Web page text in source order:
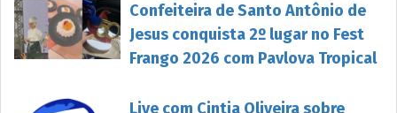
Confeiteira de Santo Antônio de
Jesus conquista 2º lugar no Fest
Frango 2026 com Pavlova Tropical
Live com Cintia Oliveira sobre